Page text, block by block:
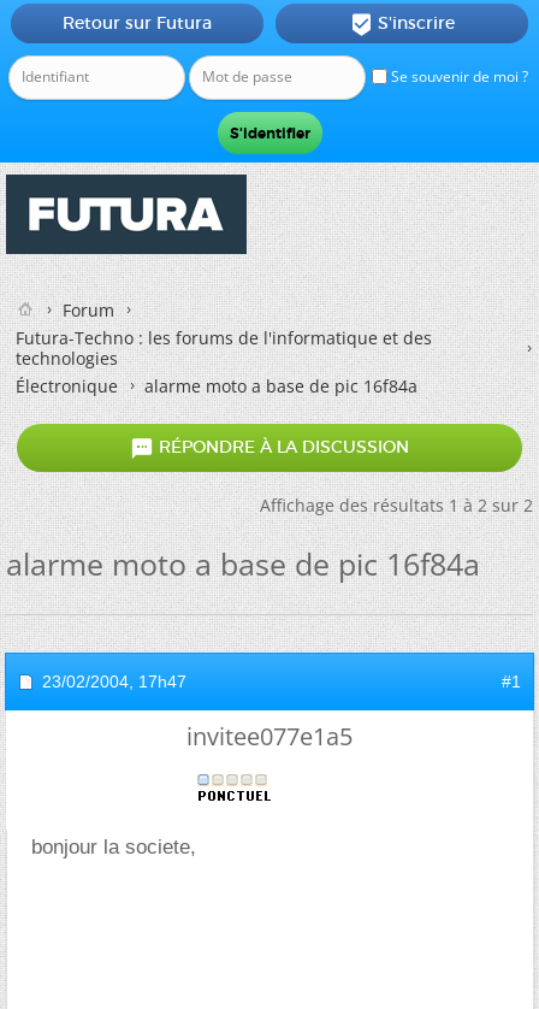
Se souvenir de moi ?
Retour sur Futura  S'inscrire
Forum
Futura-Techno : les forums de l'informatique et des
technologies
Électronique
alarme moto a base de pic 16f84a
 RÉPONDRE À LA DISCUSSION
Affichage des résultats 1 à 2 sur 2
alarme moto a base de pic 16f84a
23/02/2004, 17h47 #1
invitee077e1a5
bonjour la societe,